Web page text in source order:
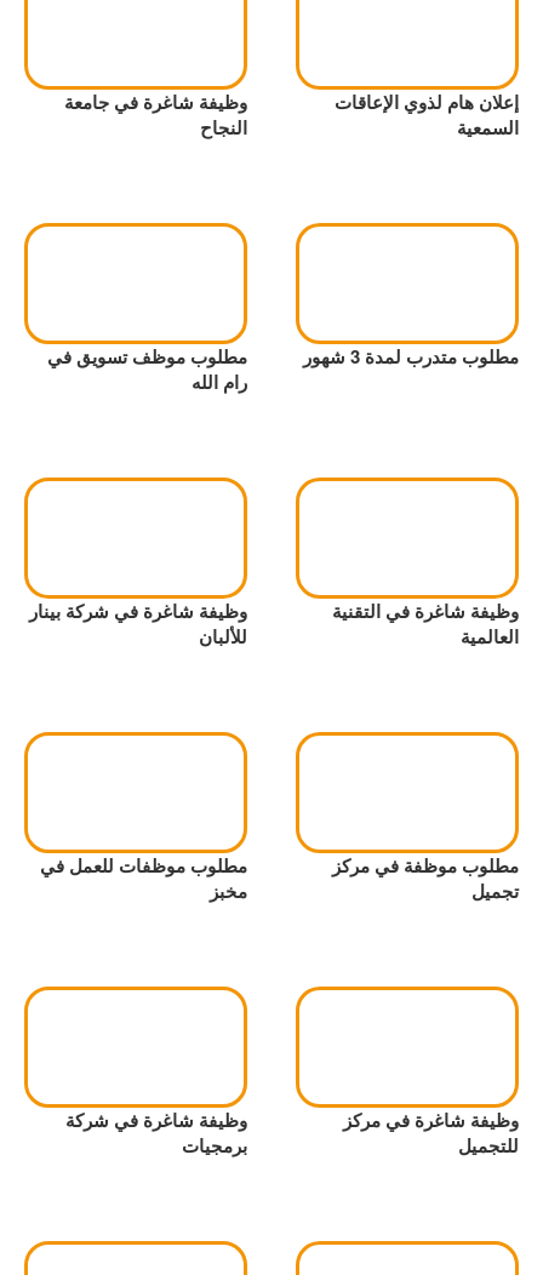
إعلان هام لذوي الإعاقات
السمعية
وظيفة شاغرة في جامعة
النجاح
مطلوب متدرب لمدة 3 شهور
مطلوب موظف تسويق في
رام الله
وظيفة شاغرة في التقنية
العالمية
وظيفة شاغرة في شركة بينار
للألبان
مطلوب موظفة في مركز
تجميل
مطلوب موظفات للعمل في
مخبز
وظيفة شاغرة في مركز
للتجميل
وظيفة شاغرة في شركة
برمجيات